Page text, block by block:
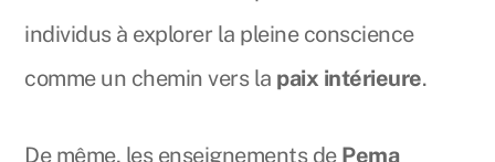
individus à explorer la pleine conscience
comme un chemin vers la paix intérieure.
De même, les enseignements de Pema